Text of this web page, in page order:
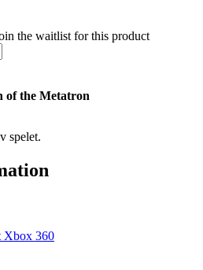
the waitlist for this product
of the Metatron
spelet.
Xbox 360